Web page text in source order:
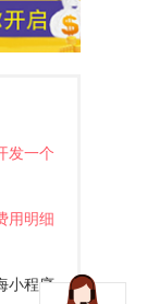
发一个
用明细
小程序